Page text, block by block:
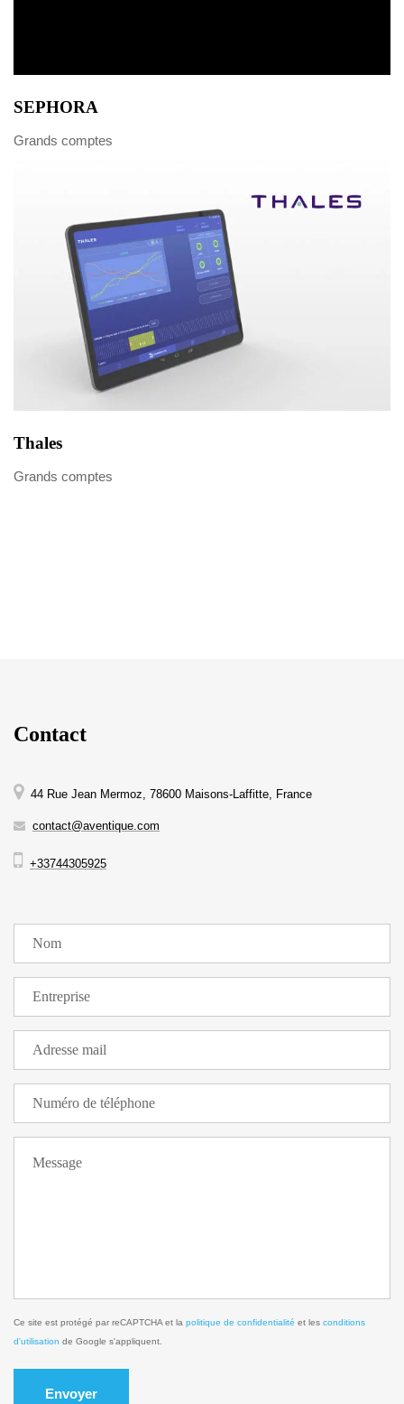
SEPHORA
Grands comptes
Thales
Grands comptes
Contact
44 Rue Jean Mermoz, 78600 Maisons-Laffitte, France
contact@aventique.com
+33744305925
Ce site est protégé par reCAPTCHA et la politique de confidentialité et les conditions
d'utilisation de Google s'appliquent.
Envoyer